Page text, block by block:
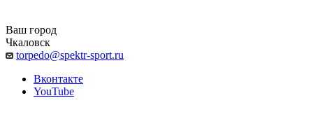
Ваш город
Чкаловск
torpedo@spektr-sport.ru
Вконтакте
YouTube